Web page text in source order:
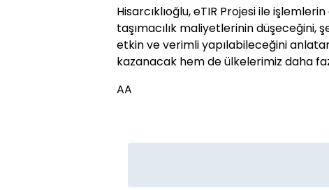
Hisarcıklıoğlu, eTIR Projesi ile
taşımacılık maliyetlerinin düşeceğini,
etkin ve verimli yapılabileceğini
kazanacak hem de ülkelerimiz daha
AA